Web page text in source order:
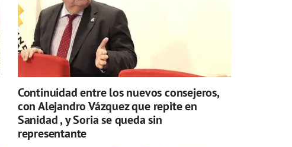
Continuidad entre los nuevos consejeros,
con Alejandro Vázquez que repite en
Sanidad , y Soria se queda sin
representante